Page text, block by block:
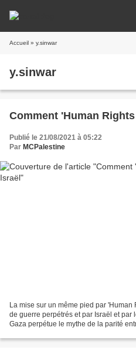
Accueil » y.sinwar
y.sinwar
Comment 'Human
Publié le 21/08/2021 à 05:22
Par MCPalestine
La mise sur un même pied par
de guerre perpétrés et par Israël et par
Gaza perpétue le mythe de la parité